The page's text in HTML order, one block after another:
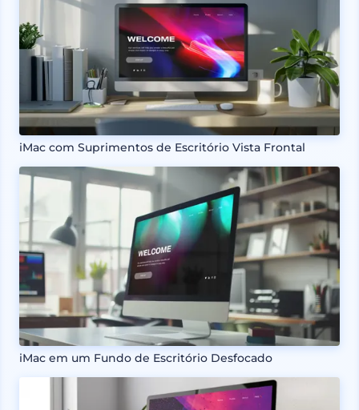
iMac com Suprimentos de Escritório Vista Frontal
iMac em um Fundo de Escritório Desfocado